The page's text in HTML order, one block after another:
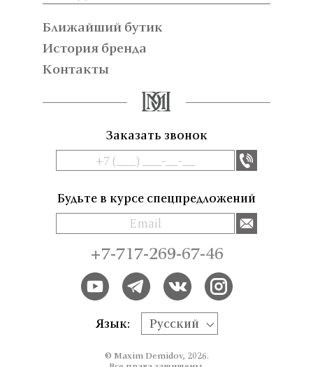
Ближайший бутик
История бренда
Контакты
Заказать звонок
Будьте в курсе спецпредложений
+7-717-269-67-46
Язык: Русский
© Maxim Demidov, 2026.